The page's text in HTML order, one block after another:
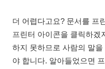
더 어렵다고요? 문서를 프
프린터 아이콘을 클릭하겠
하지 못하므로 사람의 말
야 합니다. 알아들었으면